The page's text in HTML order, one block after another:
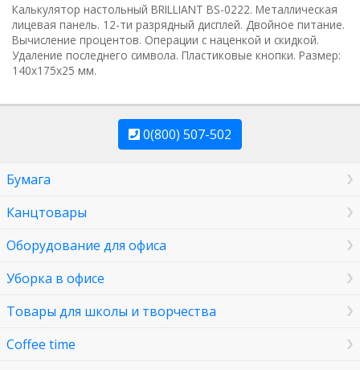
Калькулятор настольный BRILLIANT BS-0222. Металлическая
лицевая панель. 12-ти разрядный дисплей. Двойное питание.
Bычисление процентов. Oперации с наценкой и скидкой.
Удаление последнего символа. Пластиковые кнопки. Размер:
140х175х25 мм.
0(800) 507-502
Бумага
Канцтовары
Оборудование для офиса
Уборка в офисе
Товары для школы и творчества
Coffee time